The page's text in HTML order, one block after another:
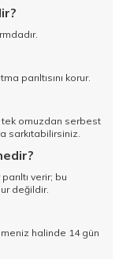
parıltısını korur.
tek omuzdan serbest
sarkıtabilirsiniz.
verir; bu
değildir.
halinde 14 gün